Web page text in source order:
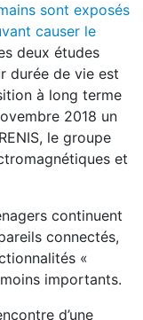
sont exposés
causer le
deux études
durée de vie est
à long terme
2018 un
le groupe
et
continuent
connectés,
«
importants.
d’une